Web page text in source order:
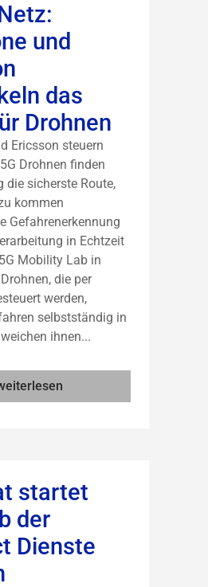
und
das
Drohnen
Ericsson steuern
Drohnen finden
die sicherste Route,
kommen
Gefahrenerkennung
in Echtzeit
Mobility Lab in
die per
werden,
selbstständig in
ihnen...
startet
der
Dienste